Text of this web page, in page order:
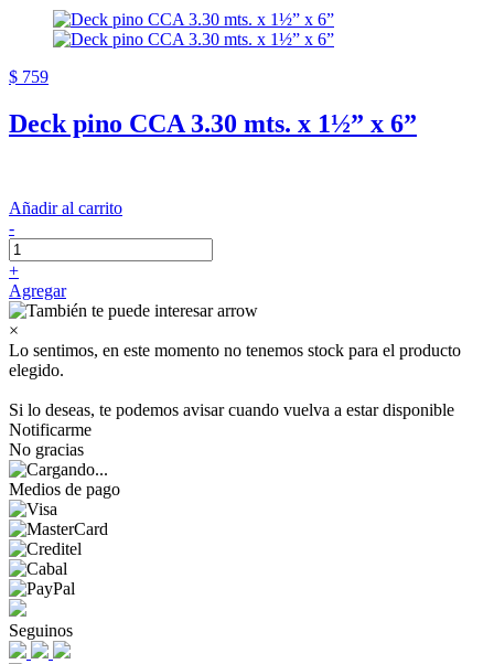
$ 759
Deck pino CCA 3.30 mts. x 1½” x 6”
Añadir al carrito
-
+
Agregar
×
Lo sentimos, en este momento no tenemos stock para el producto
elegido.
Si lo deseas, te podemos avisar cuando vuelva a estar disponible
Notificarme
No gracias
Medios de pago
Seguinos